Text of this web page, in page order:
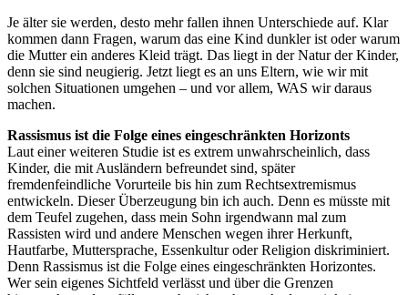
Je älter sie werden, desto mehr fallen ihnen Unterschiede auf. Klar
kommen dann Fragen, warum das eine Kind dunkler ist oder warum
die Mutter ein anderes Kleid trägt. Das liegt in der Natur der Kinder,
denn sie sind neugierig. Jetzt liegt es an uns Eltern, wie wir mit
solchen Situationen umgehen – und vor allem, WAS wir daraus
machen.
Rassismus ist die Folge eines eingeschränkten Horizonts
Laut einer weiteren Studie ist es extrem unwahrscheinlich, dass
Kinder, die mit Ausländern befreundet sind, später
fremdenfeindliche Vorurteile bis hin zum Rechtsextremismus
entwickeln. Dieser Überzeugung bin ich auch. Denn es müsste mit
dem Teufel zugehen, dass mein Sohn irgendwann mal zum
Rassisten wird und andere Menschen wegen ihrer Herkunft,
Hautfarbe, Muttersprache, Essenkultur oder Religion diskriminiert.
Denn Rassismus ist die Folge eines eingeschränkten Horizontes.
Wer sein eigenes Sichtfeld verlässt und über die Grenzen